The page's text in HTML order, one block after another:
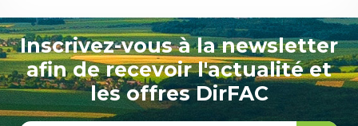
Inscrivez-vous à la newsletter
afin de recevoir l'actualité et
les offres DirFAC